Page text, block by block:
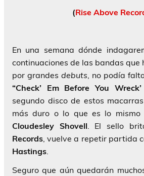
(Rise Above
En una semana dónde
continuaciones de las bandas que
por grandes debuts, no podía
“Check’ Em Before You Wreck’
segundo disco de estos
más duro o lo que es lo mismo
Cloudesley Shovell. El sello
Records, vuelve a repetir partida
Hastings.
Seguro que aún quedarán